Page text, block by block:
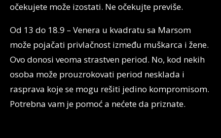
očekujete može izostati. Ne očekujte previše.
Od 13 do 18.9 – Venera u kvadratu sa Marsom
može pojačati privlačnost između muškarca i žene.
Ovo donosi veoma strastven period. No, kod nekih
osoba može prouzrokovati period nesklada i
rasprava koje se mogu rešiti jedino kompromisom.
Potrebna vam je pomoć a nećete da priznate.